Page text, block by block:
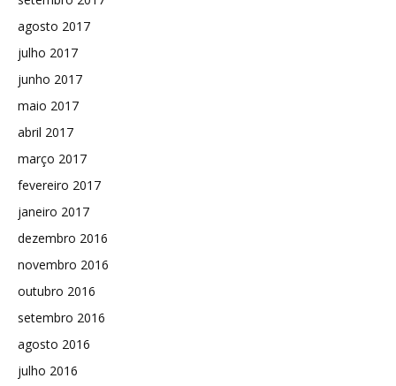
agosto 2017
julho 2017
junho 2017
maio 2017
abril 2017
março 2017
fevereiro 2017
janeiro 2017
dezembro 2016
novembro 2016
outubro 2016
setembro 2016
agosto 2016
julho 2016